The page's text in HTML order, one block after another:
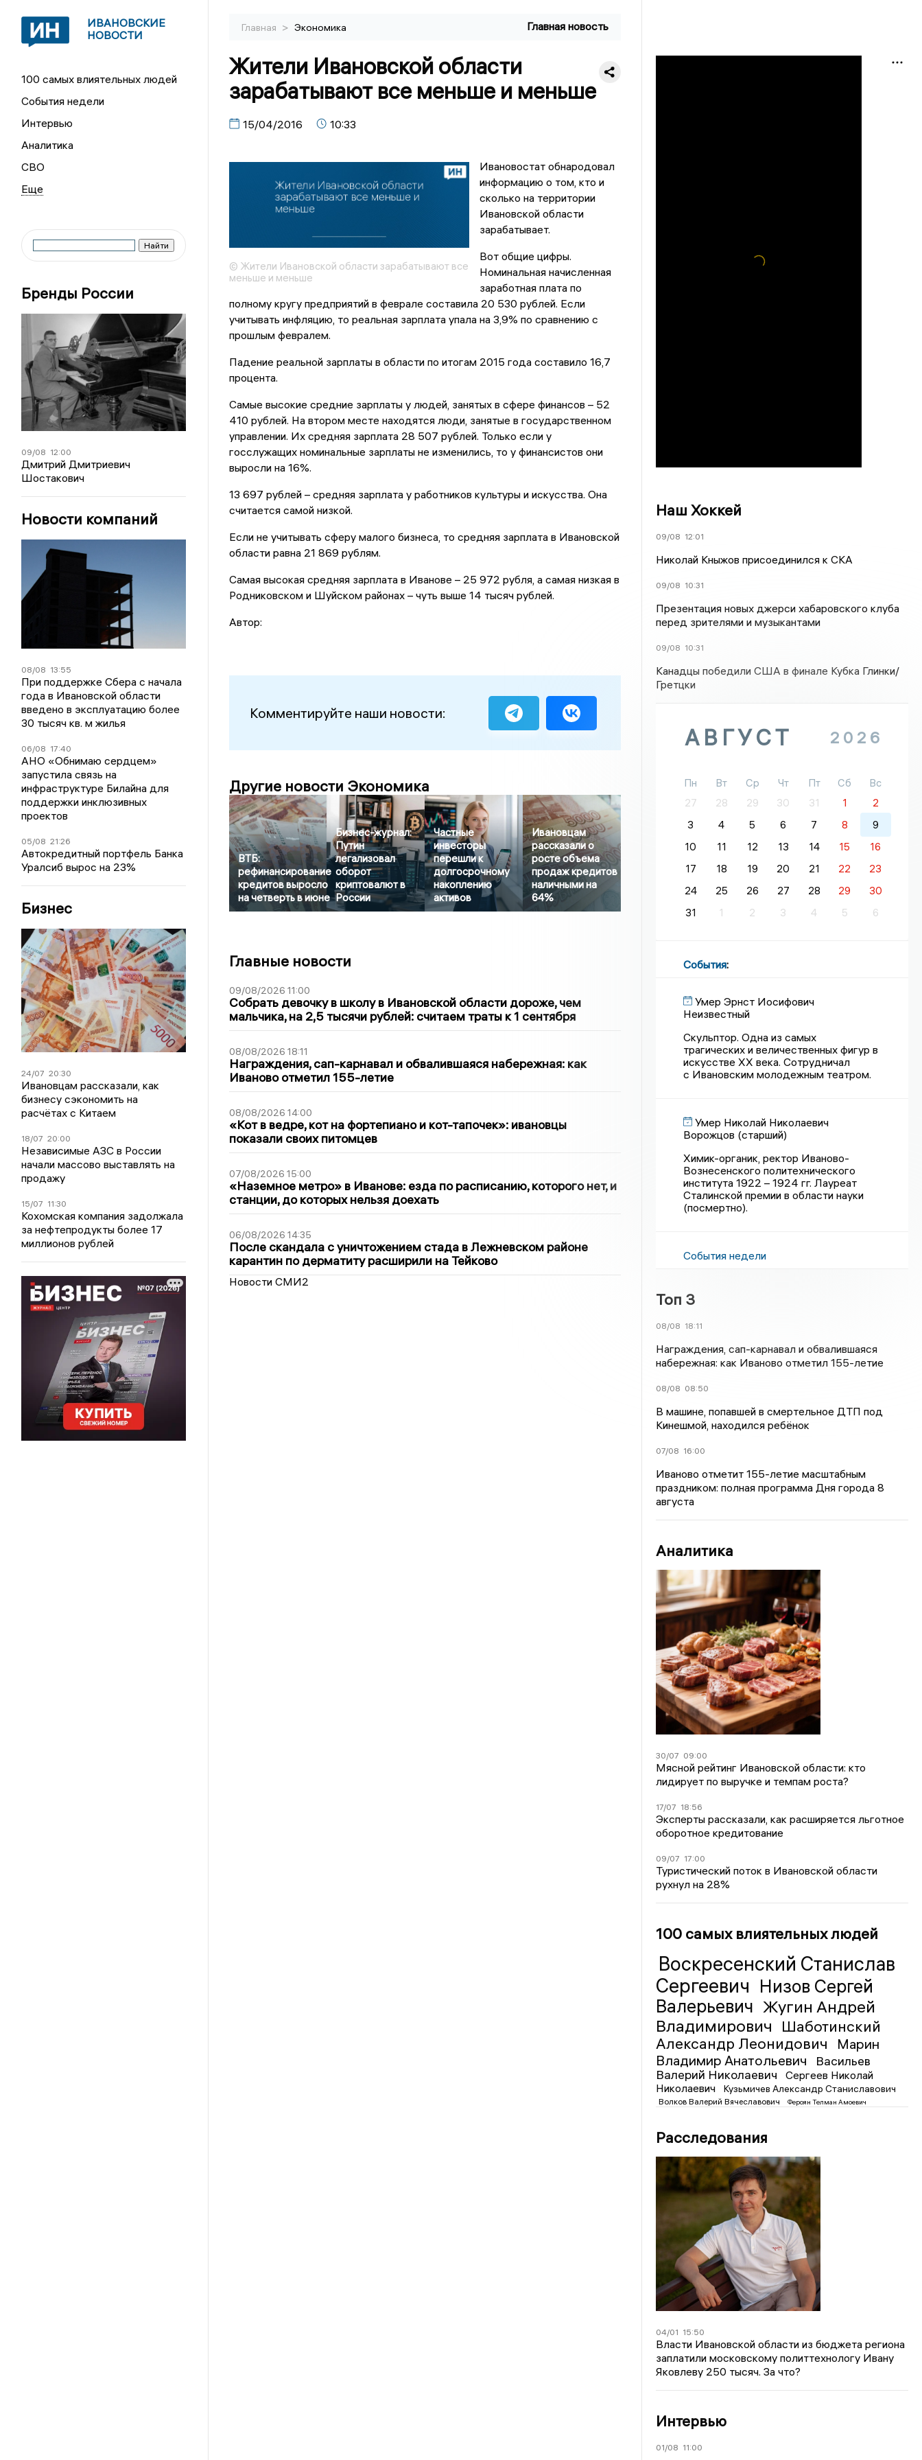
ИВАНОВСКИЕ
НОВОСТИ
100 самых влиятельных людей
События недели
Интервью
Аналитика
СВО
Бренды России
09/08 12:00
Дмитрий Дмитриевич
Шостакович
Новости компаний
08/08 13:55
При поддержке Сбера с начала
года в Ивановской области
введено в эксплуатацию более
30 тысяч кв. м жилья
06/08 17:40
АНО «Обнимаю сердцем»
запустила связь на
инфраструктуре Билайна для
поддержки инклюзивных
проектов
05/08 21:26
Автокредитный портфель Банка
Уралсиб вырос на 23%
Бизнес
24/07 20:30
Ивановцам рассказали, как
бизнесу сэкономить на
расчётах с Китаем
18/07 20:00
Независимые АЗС в России
начали массово выставлять на
продажу
15/07 11:30
Кохомская компания задолжала
за нефтепродукты более 17
миллионов рублей
Главная > Экономика Главная новость
Жители Ивановской области
зарабатывают все меньше и меньше
15/04/2016 10:33
© Жители Ивановской области зарабатывают все
меньше и меньше
Ивановостат обнародовал
информацию о том, кто и
сколько на территории
Ивановской области
зарабатывает.
Вот общие цифры.
Номинальная начисленная
заработная плата по
полному кругу предприятий в феврале составила 20 530 рублей. Если
учитывать инфляцию, то реальная зарплата упала на 3,9% по сравнению с
прошлым февралем.
Падение реальной зарплаты в области по итогам 2015 года составило 16,7
процента.
Самые высокие средние зарплаты у людей, занятых в сфере финансов – 52
410 рублей. На втором месте находятся люди, занятые в государственном
управлении. Их средняя зарплата 28 507 рублей. Только если у
госслужащих номинальные зарплаты не изменились, то у финансистов они
выросли на 16%.
13 697 рублей – средняя зарплата у работников культуры и искусства. Она
считается самой низкой.
Если не учитывать сферу малого бизнеса, то средняя зарплата в Ивановской
области равна 21 869 рублям.
Самая высокая средняя зарплата в Иванове – 25 972 рубля, а самая низкая в
Родниковском и Шуйском районах – чуть выше 14 тысяч рублей.
Автор:
Комментируйте наши новости:
Другие новости Экономика
ВТБ:
рефинансирование
кредитов выросло
на четверть в июне
Бизнес-журнал:
Путин
легализовал
оборот
криптовалют в
России
Частные
инвесторы
перешли к
долгосрочному
накоплению
активов
Ивановцам
рассказали о
росте объема
продаж кредитов
наличными на
64%
Главные новости
09/08/2026 11:00
Собрать девочку в школу в Ивановской области дороже, чем
мальчика, на 2,5 тысячи рублей: считаем траты к 1 сентября
08/08/2026 18:11
Награждения, сап-карнавал и обвалившаяся набережная: как
Иваново отметил 155-летие
08/08/2026 14:00
«Кот в ведре, кот на фортепиано и кот-тапочек»: ивановцы
показали своих питомцев
07/08/2026 15:00
«Наземное метро» в Иванове: езда по расписанию, которого нет, и
станции, до которых нельзя доехать
06/08/2026 14:35
После скандала с уничтожением стада в Лежневском районе
карантин по дерматиту расширили на Тейково
Новости СМИ2
Наш Хоккей
09/08 12:01
Николай Кныжов присоединился к СКА
09/08 10:31
Презентация новых джерси хабаровского клуба
перед зрителями и музыкантами
09/08 10:31
Канадцы победили США в финале Кубка Глинки/
Гретцки
АВГУСТ 2026
Пн Вт Ср Чт Пт Сб
Вс
27
28 29 30 31 1
2
3
4 5 6 7 8
9
10
11 12 13 14 15
16
17
18 19 20 21 22
23
24
25 26 27 28 29
30
31
1 2 3 4 5 6
События:
Умер Эрнст Иосифович
Неизвестный
Скульптор. Одна из самых
трагических и величественных фигур в
искусстве XX века. Сотрудничал
с Ивановским молодежным театром.
Умер Николай Николаевич
Ворожцов (старший)
Химик-органик, ректор Иваново-
Вознесенского политехнического
института 1922 – 1924 гг. Лауреат
Сталинской премии в области науки
(посмертно).
События недели
Топ 3
08/08 18:11
Награждения, сап-карнавал и обвалившаяся
набережная: как Иваново отметил 155-летие
08/08 08:50
В машине, попавшей в смертельное ДТП под
Кинешмой, находился ребёнок
07/08 16:00
Иваново отметит 155-летие масштабным
праздником: полная программа Дня города 8
августа
Аналитика
30/07 09:00
Мясной рейтинг Ивановской области: кто
лидирует по выручке и темпам роста?
17/07 18:56
Эксперты рассказали, как расширяется льготное
оборотное кредитование
09/07 17:00
Туристический поток в Ивановской области
рухнул на 28%
100 самых влиятельных людей
Воскресенский Станислав
Сергеевич Низов Сергей
Валерьевич Жугин Андрей
Владимирович
Шаботинский
Александр Леонидович
Марин
Владимир Анатольевич
Васильев
Валерий Николаевич
Сергеев Николай
Николаевич
Кузьмичев Александр Станиславович
Волков Валерий Вячеславович Фероян Телман Амоевич
Расследования
04/01 15:50
Власти Ивановской области из бюджета региона
заплатили московскому политтехнологу Ивану
Яковлеву 250 тысяч. За что?
Интервью
01/08 11:00